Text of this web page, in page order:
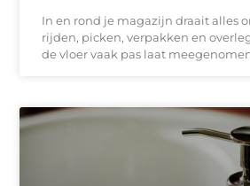
In en rond je magazijn draait alles
rijden, picken, verpakken en
de vloer vaak pas laat